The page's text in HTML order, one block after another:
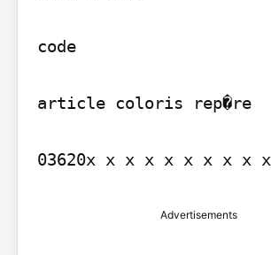
code
article coloris rep�re
03620x x x x x x x x x x
Advertisements